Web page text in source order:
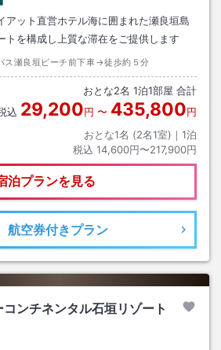
アット直営ホテル海に囲まれた瀬良垣島
トを構成し上質な滞在をご提供します
ス瀬良垣ビーチ前下車→徒歩約５分
おとな2名 1泊1部屋 合計
込 29,200円 〜 435,800円
おとな1名 (2名1室)｜ 1泊
税込 14,600円〜217,900円
泊プランを見る
航空券付きプラン
コンチネンタル石垣リゾート